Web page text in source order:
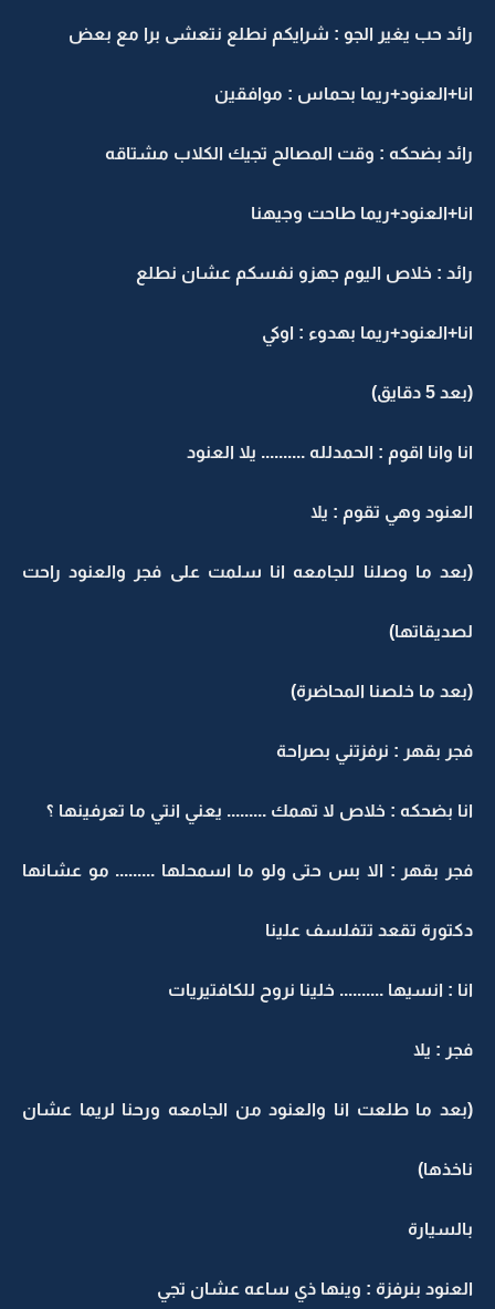
رائد حب يغير الجو : شرايكم نطلع نتعشى برا مع بعض
انا+العنود+ريما بحماس : موافقين
رائد بضحكه : وقت المصالح تجيك الكلاب مشتاقه
انا+العنود+ريما طاحت وجيهنا
رائد : خلاص اليوم جهزو نفسكم عشان نطلع
انا+العنود+ريما بهدوء : اوكي
(بعد 5 دقايق)
انا وانا اقوم : الحمدلله .......... يلا العنود
العنود وهي تقوم : يلا
(بعد ما وصلنا للجامعه انا سلمت على فجر والعنود راحت
لصديقاتها)
(بعد ما خلصنا المحاضرة)
فجر بقهر : نرفزتني بصراحة
انا بضحكه : خلاص لا تهمك ......... يعني انتي ما تعرفينها ؟
فجر بقهر : الا بس حتى ولو ما اسمحلها ......... مو عشانها
دكتورة تقعد تتفلسف علينا
انا : انسيها .......... خلينا نروح للكافتيريات
فجر : يلا
(بعد ما طلعت انا والعنود من الجامعه ورحنا لريما عشان
ناخذها)
بالسيارة
العنود بنرفزة : وينها ذي ساعه عشان تجي